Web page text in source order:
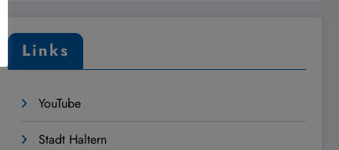
Links
YouTube
Stadt Haltern